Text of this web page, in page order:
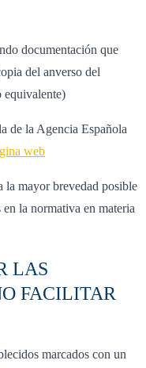
documentación que
del anverso del
equivalente)
de la Agencia Española
web
la mayor brevedad posible
la normativa en materia
LAS
FACILITAR
marcados con un